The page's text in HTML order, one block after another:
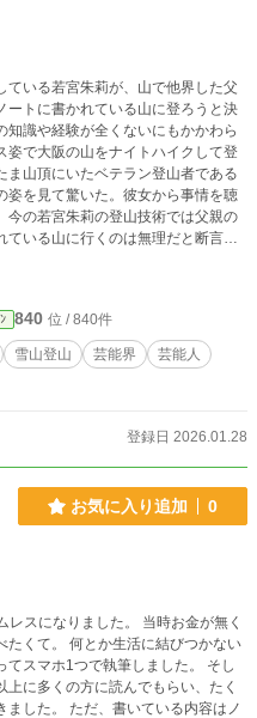
ている若宮朱莉が、山で他界した父
ートに書かれている山に登ろうと決
知識や経験が全くないにもかかわら
姿で大阪の山をナイトハイクして登
ま山頂にいたベテラン登山者である
姿を見て驚いた。彼女から事情を聴
今の若宮朱莉の登山技術では父親の
ている山に行くのは無理だと断言す
めきれない若宮朱莉はいろいろと
は今はじまっていく・・・
840 位 / 840件
雪山登山 芸能界
芸能人
登録日 2026.01.28
お気に入り追加 0
スになりました。 当時お金が無く
たくて。 何とか生活に結びつかない
スマホ1つで執筆しました。 そし
上に多くの方に読んでもらい、たく
ました。 ただ、書いている内容はノ